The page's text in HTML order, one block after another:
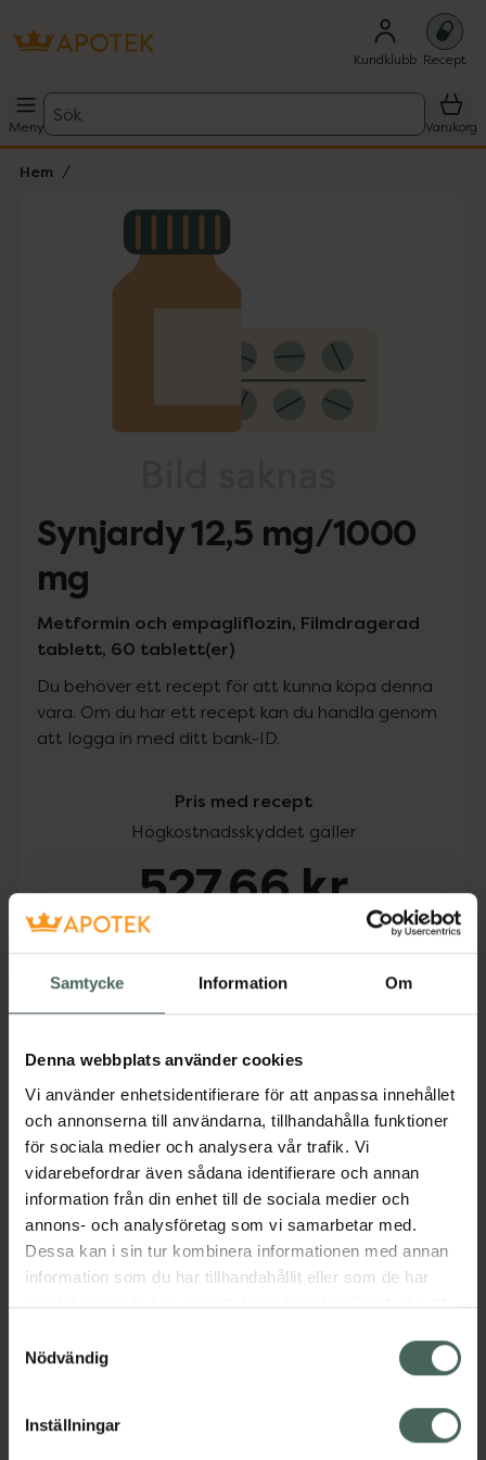
Samtycke Information Om
Denna webbplats använder cookies
Vi använder enhetsidentifierare för att anpassa innehållet
och annonserna till användarna, tillhandahålla funktioner
för sociala medier och analysera vår trafik. Vi
vidarebefordrar även sådana identifierare och annan
information från din enhet till de sociala medier och
annons- och analysföretag som vi samarbetar med.
Dessa kan i sin tur kombinera informationen med annan
information som du har tillhandahållit eller som de har
samlat in när du har använt deras tjänster. Samtycke till
återkalla ditt samtycke via webbplatsens
cookieinställningar. Ett återkallat samtycke påverkar inte
lagligheten av behandling som skett innan återkallelsen.
Nödvändig
Inställningar
Kundklubb Recept
Meny
Sök
Varukorg
Hem
Lista: . Innehåller 1 objekt.
Synjardy 12,5 mg/1000
mg
Metformin och empagliflozin, Filmdragerad
tablett, 60 tablett(er)
Du behöver ett recept för att kunna köpa denna
vara. Om du har ett recept kan du handla genom
att logga in med ditt bank-ID.
Pris med recept
Högkostnadsskyddet gäller
527,66 kr
Köp via ditt recept
Aktuella erbjudanden
Beskrivning Dölj
Läs alltid bipacksedeln innan
användning.
EAN:04048846010643
Bipacksedel från FASS Visa